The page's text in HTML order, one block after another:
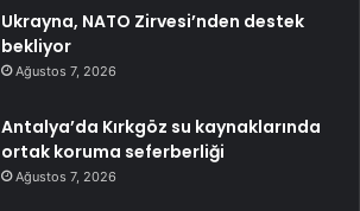
Ukrayna, NATO Zirvesi’nden destek
bekliyor
Ağustos 7, 2026
Antalya’da Kırkgöz su kaynaklarında
ortak koruma seferberliği
Ağustos 7, 2026